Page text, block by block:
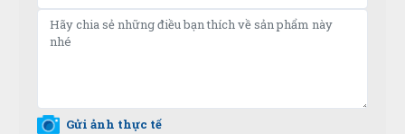
Gửi ảnh thực tế
Hoạt động lâu năm có khác, thái độ phục vụ chuyên
nghiệp
(Đánh giá 1 năm trước)